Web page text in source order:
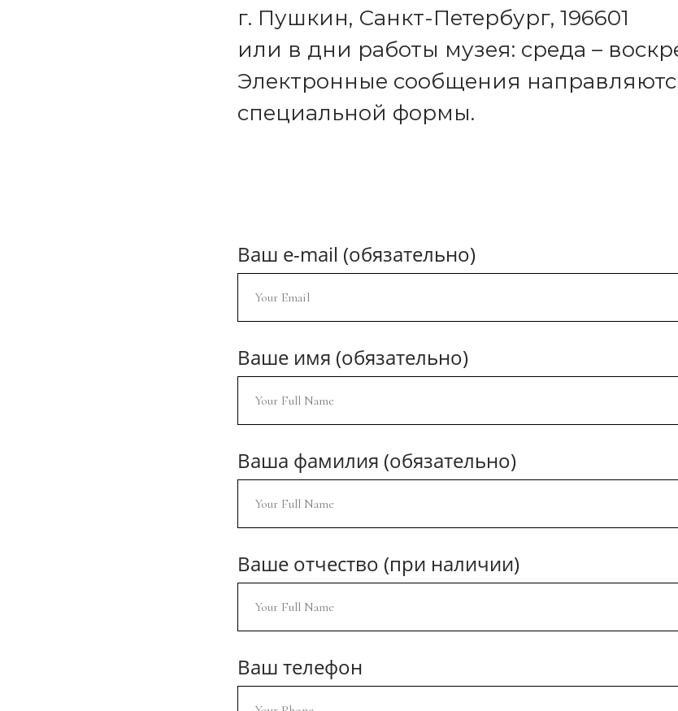
г. Пушкин, Санкт-Петербург, 196601
или в дни работы музея: среда –
Электронные сообщения
специальной формы.
Ваш e-mail (обязательно)
Ваше имя (обязательно)
Ваша фамилия (обязательно)
Ваше отчество (при наличии)
Ваш телефон